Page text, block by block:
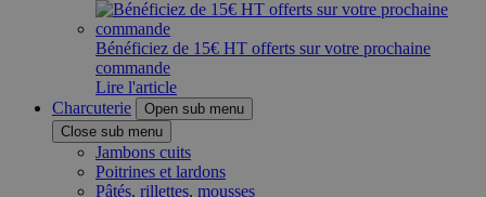
Bénéficiez de 15€ HT offerts sur votre prochaine
commande
Lire l'article
Charcuterie
Open sub menu
Close sub menu
Jambons cuits
Poitrines et lardons
Pâtés, rillettes, mousses